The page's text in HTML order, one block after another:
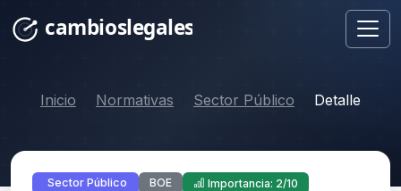
Inicio Normativas Sector Público Detalle
Sector Público BOE Importancia: 2/10